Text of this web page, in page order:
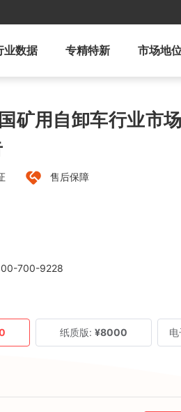
业数据 专精特新 市场地
用自卸车行业市
售后保障
700-9228
纸质版: ¥8000